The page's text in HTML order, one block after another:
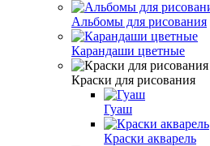
Альбомы для рисования
Карандаши цветные
Краски для рисования
Гуаш
Краски акварель